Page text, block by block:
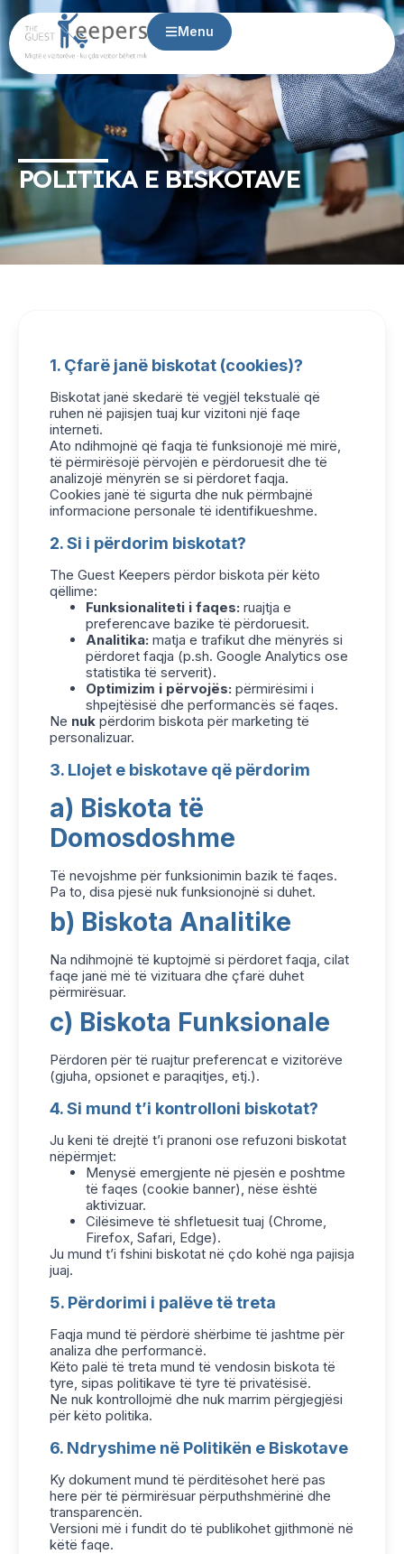
Menu
POLITIKA E BISKOTAVE
1. Çfarë janë biskotat (cookies)?
Biskotat janë skedarë të vegjël tekstualë që
ruhen në pajisjen tuaj kur vizitoni një faqe
interneti.
Ato ndihmojnë që faqja të funksionojë më mirë,
të përmirësojë përvojën e përdoruesit dhe të
analizojë mënyrën se si përdoret faqja.
Cookies janë të sigurta dhe nuk përmbajnë
informacione personale të identifikueshme.
2. Si i përdorim biskotat?
The Guest Keepers përdor biskota për këto
qëllime:
Funksionaliteti i faqes: ruajtja e
preferencave bazike të përdoruesit.
Analitika: matja e trafikut dhe mënyrës si
përdoret faqja (p.sh. Google Analytics ose
statistika të serverit).
Optimizim i përvojës: përmirësimi i
shpejtësisë dhe performancës së faqes.
Ne nuk përdorim biskota për marketing të
personalizuar.
3. Llojet e biskotave që përdorim
a) Biskota të
Domosdoshme
Të nevojshme për funksionimin bazik të faqes.
Pa to, disa pjesë nuk funksionojnë si duhet.
b) Biskota Analitike
Na ndihmojnë të kuptojmë si përdoret faqja, cilat
faqe janë më të vizituara dhe çfarë duhet
përmirësuar.
c) Biskota Funksionale
Përdoren për të ruajtur preferencat e vizitorëve
(gjuha, opsionet e paraqitjes, etj.).
4. Si mund t’i kontrolloni biskotat?
Ju keni të drejtë t’i pranoni ose refuzoni biskotat
nëpërmjet:
Menysë emergjente në pjesën e poshtme
të faqes (cookie banner), nëse është
aktivizuar.
Cilësimeve të shfletuesit tuaj (Chrome,
Firefox, Safari, Edge).
Ju mund t’i fshini biskotat në çdo kohë nga pajisja
juaj.
5. Përdorimi i palëve të treta
Faqja mund të përdorë shërbime të jashtme për
analiza dhe performancë.
Këto palë të treta mund të vendosin biskota të
tyre, sipas politikave të tyre të privatësisë.
Ne nuk kontrollojmë dhe nuk marrim përgjegjësi
për këto politika.
6. Ndryshime në Politikën e Biskotave
Ky dokument mund të përditësohet herë pas
here për të përmirësuar përputhshmërinë dhe
transparencën.
Versioni më i fundit do të publikohet gjithmonë në
këtë faqe.